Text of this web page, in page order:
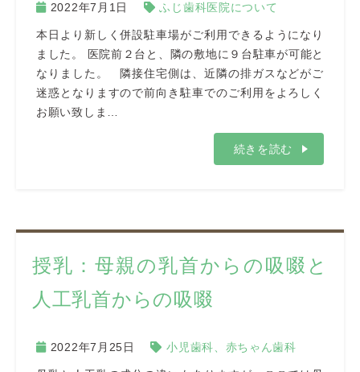
2022年7月1日 ふじ歯科医院について
本日より新しく併設駐車場がご利用できるようになり
ました。 医院前２台と、隣の敷地に９台駐車が可能と
なりました。 隣接住宅側は、近隣の排ガスなどがご
迷惑となりますので前向き駐車でのご利用をよろしく
お願い致しま…
続きを読む
授乳：母親の乳首からの吸啜と
人工乳首からの吸啜
2022年7月25日 小児歯科、赤ちゃん歯科